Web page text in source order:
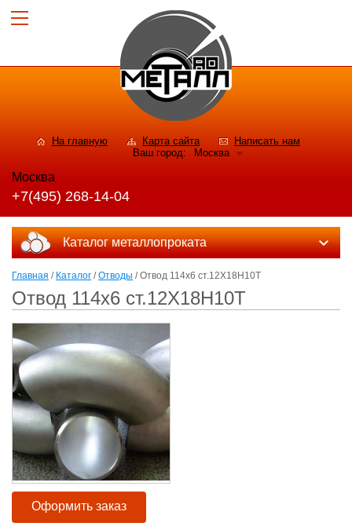
На главную Карта сайта
Написать нам
Ваш город:
Москва
Москва
+7(495) 268-14-04
Каталог металлопроката
Главная / Каталог /Отводы / Отвод 114х6 ст.12Х18Н10Т
Отвод 114х6 ст.12Х18Н10Т
Оформить заказ